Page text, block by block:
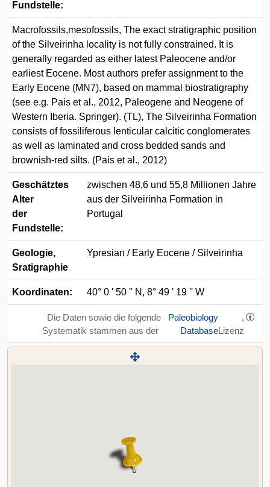
Fundstelle:
Macrofossils,mesofossils, The exact stratigraphic position
of the Silveirinha locality is not fully constrained. It is
generally regarded as either latest Paleocene and/or
earliest Eocene. Most authors prefer assignment to the
Early Eocene (MN7), based on mammal biostratigraphy
(see e.g. Pais et al., 2012, Paleogene and Neogene of
Western Iberia. Springer). (TL), The Silveirinha Formation
consists of fossiliferous lenticular calcitic conglomerates
as well as laminated and cross bedded sands and
brownish-red silts. (Pais et al., 2012)
Geschätztes
Alter
der
Fundstelle:
zwischen 48,6 und 55,8 Millionen Jahre
aus der Silveirinha Formation in
Portugal
Geologie,
Sratigraphie
Ypresian / Early Eocene / Silveirinha
Koordinaten: 40° 0 ' 50 '' N, 8° 49 ' 19 '' W
Die Daten sowie die folgende
Systematik stammen aus der
Paleobiology
Database
,
Lizenz